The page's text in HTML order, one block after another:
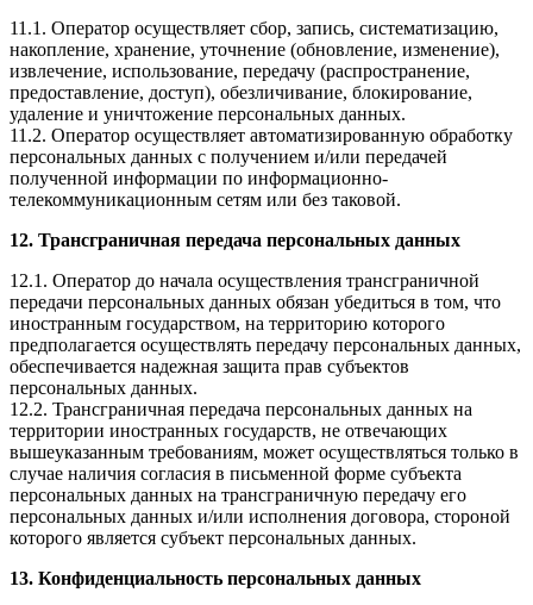
11.1. Оператор осуществляет сбор, запись, систематизацию,
накопление, хранение, уточнение (обновление, изменение),
извлечение, использование, передачу (распространение,
предоставление, доступ), обезличивание, блокирование,
удаление и уничтожение персональных данных.
11.2. Оператор осуществляет автоматизированную обработку
персональных данных с получением и/или передачей
полученной информации по информационно-
телекоммуникационным сетям или без таковой.
12. Трансграничная передача персональных данных
12.1. Оператор до начала осуществления трансграничной
передачи персональных данных обязан убедиться в том, что
иностранным государством, на территорию которого
предполагается осуществлять передачу персональных данных,
обеспечивается надежная защита прав субъектов
персональных данных.
12.2. Трансграничная передача персональных данных на
территории иностранных государств, не отвечающих
вышеуказанным требованиям, может осуществляться только в
случае наличия согласия в письменной форме субъекта
персональных данных на трансграничную передачу его
персональных данных и/или исполнения договора, стороной
которого является субъект персональных данных.
13. Конфиденциальность персональных данных